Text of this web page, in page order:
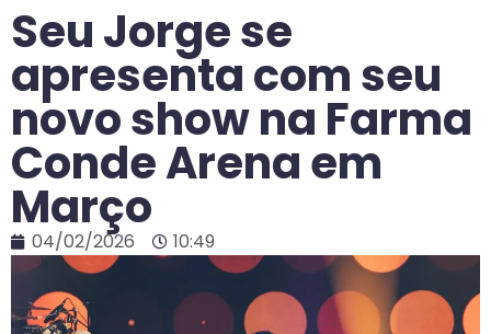
Seu Jorge se
apresenta com seu
novo show na Farma
Conde Arena em
Março
04/02/2026 10:49